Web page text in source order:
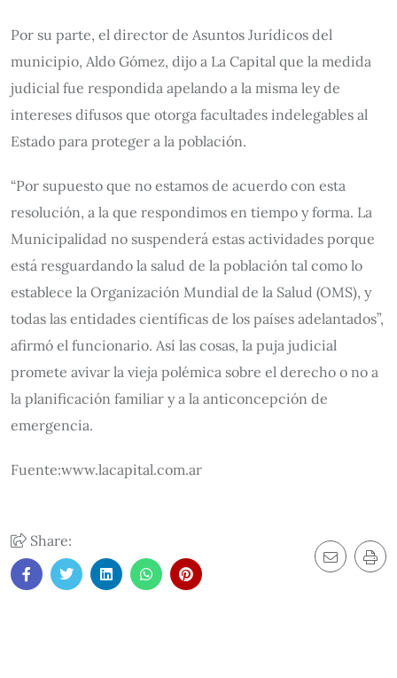
Por su parte, el director de Asuntos Jurídicos del
municipio, Aldo Gómez, dijo a La Capital que la medida
judicial fue respondida apelando a la misma ley de
intereses difusos que otorga facultades indelegables al
Estado para proteger a la población.
“Por supuesto que no estamos de acuerdo con esta
resolución, a la que respondimos en tiempo y forma. La
Municipalidad no suspenderá estas actividades porque
está resguardando la salud de la población tal como lo
establece la Organización Mundial de la Salud (OMS), y
todas las entidades científicas de los países adelantados”,
afirmó el funcionario. Así las cosas, la puja judicial
promete avivar la vieja polémica sobre el derecho o no a
la planificación familiar y a la anticoncepción de
emergencia.
Fuente:www.lacapital.com.ar
Share: